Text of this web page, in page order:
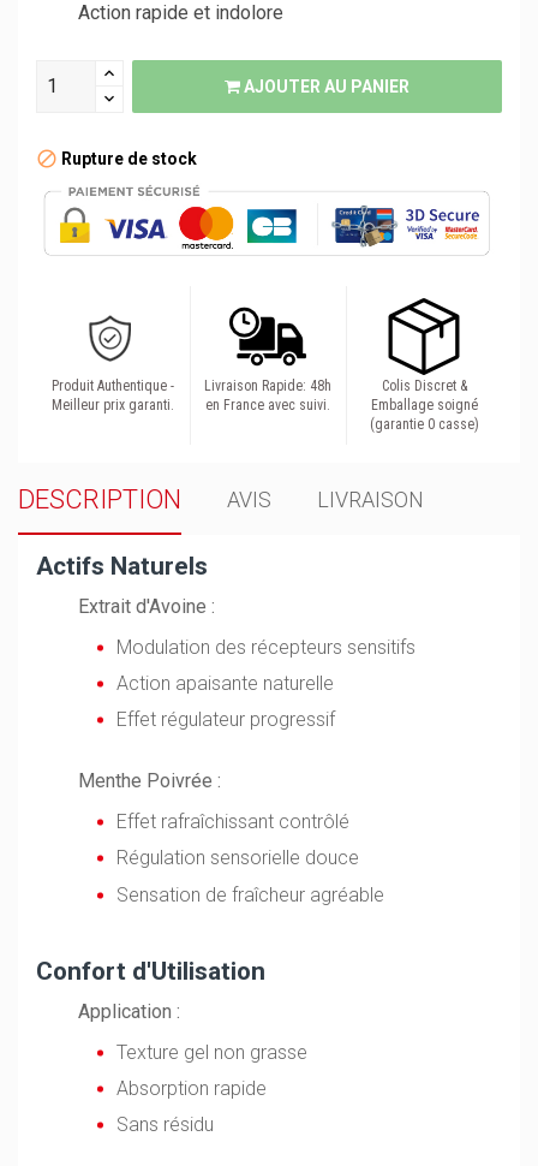
Action rapide et indolore
AJOUTER AU PANIER
Rupture de stock
Produit Authentique -
Meilleur prix garanti.
Livraison Rapide: 48h
en France avec suivi.
Colis Discret &
Emballage soigné
(garantie 0 casse)
DESCRIPTION AVIS LIVRAISON
Actifs Naturels
Extrait d'Avoine :
Modulation des récepteurs sensitifs
Action apaisante naturelle
Effet régulateur progressif
Menthe Poivrée :
Effet rafraîchissant contrôlé
Régulation sensorielle douce
Sensation de fraîcheur agréable
Confort d'Utilisation
Application :
Texture gel non grasse
Absorption rapide
Sans résidu